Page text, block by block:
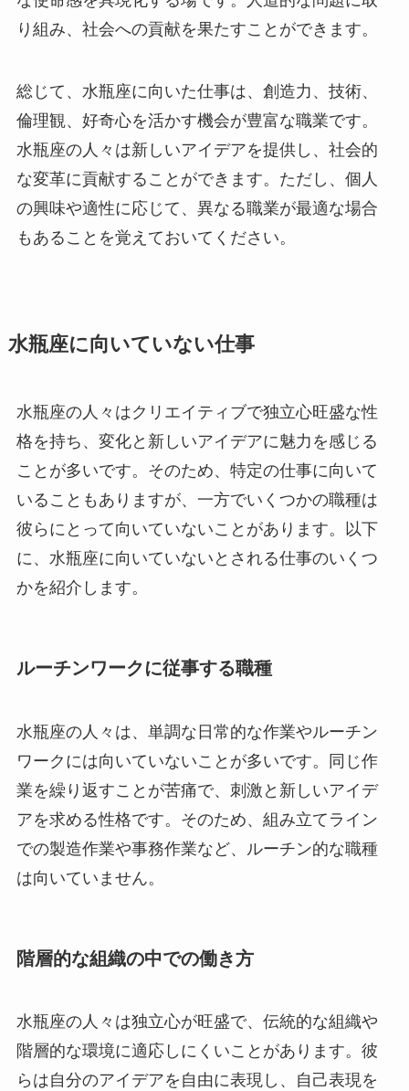
り組み、社会への貢献を果たすことができます。
総じて、水瓶座に向いた仕事は、創造力、技術、
倫理観、好奇心を活かす機会が豊富な職業です。
水瓶座の人々は新しいアイデアを提供し、社会的
な変革に貢献することができます。ただし、個人
の興味や適性に応じて、異なる職業が最適な場合
もあることを覚えておいてください。
水瓶座に向いていない仕事
水瓶座の人々はクリエイティブで独立心旺盛な性
格を持ち、変化と新しいアイデアに魅力を感じる
ことが多いです。そのため、特定の仕事に向いて
いることもありますが、一方でいくつかの職種は
彼らにとって向いていないことがあります。以下
に、水瓶座に向いていないとされる仕事のいくつ
かを紹介します。
ルーチンワークに従事する職種
水瓶座の人々は、単調な日常的な作業やルーチン
ワークには向いていないことが多いです。同じ作
業を繰り返すことが苦痛で、刺激と新しいアイデ
アを求める性格です。そのため、組み立てライン
での製造作業や事務作業など、ルーチン的な職種
は向いていません。
階層的な組織の中での働き方
水瓶座の人々は独立心が旺盛で、伝統的な組織や
階層的な環境に適応しにくいことがあります。彼
らは自分のアイデアを自由に表現し、自己表現を